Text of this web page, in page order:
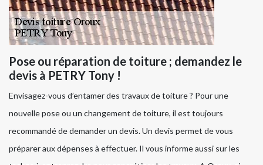
Pose ou réparation de toiture ; demandez le
devis à PETRY Tony !
Envisagez-vous d’entamer des travaux de toiture ? Pour une
nouvelle pose ou un changement de toiture, il est toujours
recommandé de demander un devis. Un devis permet de vous
préparer aux dépenses à effectuer. Il vous informe aussi sur les